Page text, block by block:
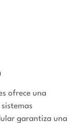
ofrece una
garantiza una